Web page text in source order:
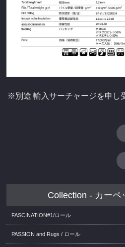
※別途 輸入サーチャージを申し
Collection - カーペ
FASCINATION#1/ロール
PASSION and Rugs / ロール